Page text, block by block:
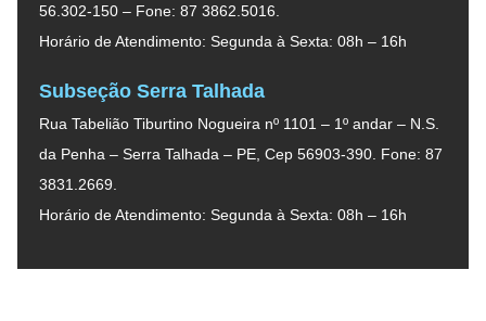
56.302-150 – Fone: 87 3862.5016.
Horário de Atendimento: Segunda à Sexta: 08h – 16h
Subseção Serra Talhada
Rua Tabelião Tiburtino Nogueira nº 1101 – 1º andar – N.S.
da Penha – Serra Talhada – PE, Cep 56903-390. Fone: 87
3831.2669.
Horário de Atendimento: Segunda à Sexta: 08h – 16h